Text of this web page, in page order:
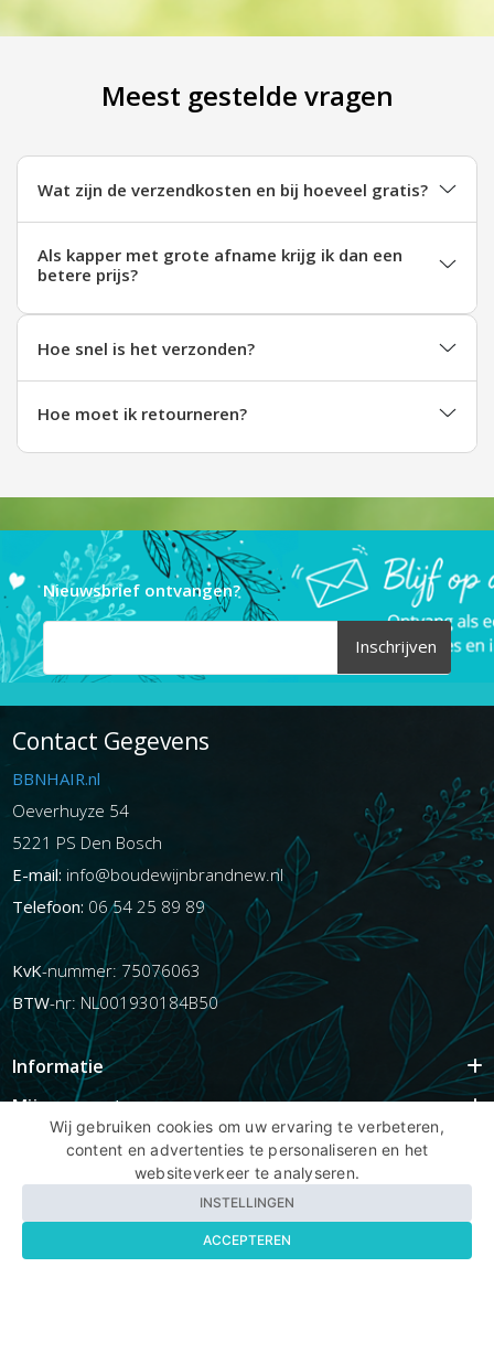
Meest gestelde vragen
Wat zijn de verzendkosten en bij hoeveel gratis?
Als kapper met grote afname krijg ik dan een
betere prijs?
Hoe snel is het verzonden?
Hoe moet ik retourneren?
Nieuwsbrief ontvangen?
Inschrijven
Contact Gegevens
BBNHAIR.nl
Oeverhuyze 54
5221 PS Den Bosch
E-mail: info@boudewijnbrandnew.nl
Telefoon: 06 54 25 89 89
KvK-nummer: 75076063
BTW-nr: NL001930184B50
Informatie
Mijn account
Populaire Tags
Wij gebruiken cookies om uw ervaring te verbeteren,
content en advertenties te personaliseren en het
websiteverkeer te analyseren.
INSTELLINGEN
ACCEPTEREN